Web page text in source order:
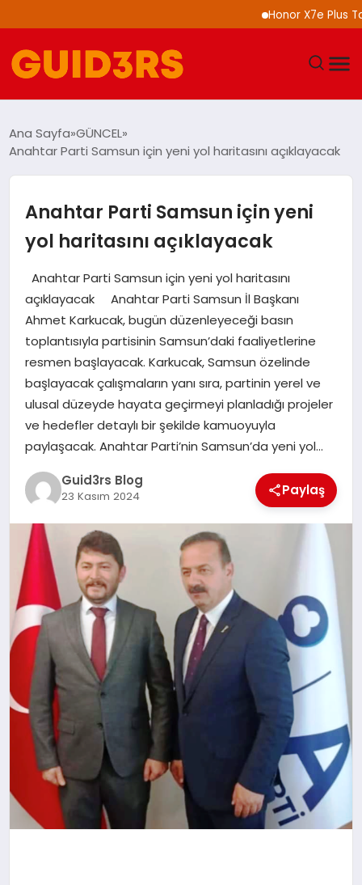
Honor X7e Plus
TEKNOLOJI
SPOR
SAĞLIK
EKONOMI
MAGAZIN
EĞITIM
Ana Sayfa GÜNCEL
Anahtar Parti Samsun için yeni yol haritasını açıklayacak
Anahtar Parti Samsun için yeni
yol haritasını açıklayacak
Anahtar Parti Samsun için yeni yol haritasını
açıklayacak Anahtar Parti Samsun İl Başkanı
Ahmet Karkucak, bugün düzenleyeceği basın
toplantısıyla partisinin Samsun’daki faaliyetlerine
resmen başlayacak. Karkucak, Samsun özelinde
başlayacak çalışmaların yanı sıra, partinin yerel ve
ulusal düzeyde hayata geçirmeyi planladığı projeler
ve hedefler detaylı bir şekilde kamuoyuyla
paylaşacak. Anahtar Parti’nin Samsun’da yeni yol…
Guid3rs Blog
23 Kasım 2024 Paylaş